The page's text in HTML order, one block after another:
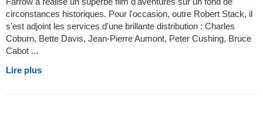
circonstances historiques. Pour l'occasion, outre Robert Stack, il
s'est adjoint les services d'une brillante distribution : Charles
Coburn, Bette Davis, Jean-Pierre Aumont, Peter Cushing, Bruce
Cabot ...
Lire plus